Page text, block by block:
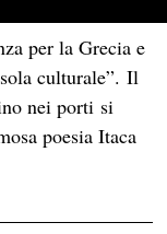
per la Grecia e
culturale”. Il
nei porti si
poesia Itaca